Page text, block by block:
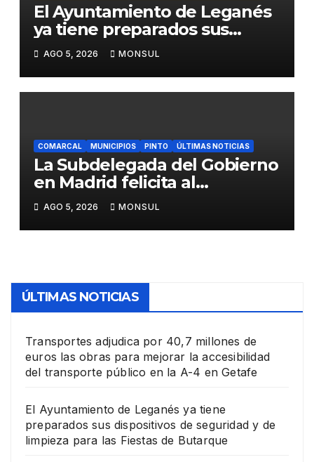
El Ayuntamiento de Leganés
ya tiene preparados sus
dispositivos de seguridad y
de limpieza para las Fiestas
de Butarque
AGO 5, 2026 MONSUL
COMARCAL MUNICIPIOS PINTO ÚLTIMAS NOTICIAS
La Subdelegada del Gobierno
en Madrid felicita al
Ayuntamiento de Pinto por
su dispositivo de seguridad
en las Fiestas Patronales
AGO 5, 2026 MONSUL
ÚLTIMAS NOTICIAS
Transportes adjudica por 40,7 millones de
euros las obras para mejorar la accesibilidad
del transporte público en la A-4 en Getafe
El Ayuntamiento de Leganés ya tiene
preparados sus dispositivos de seguridad y de
limpieza para las Fiestas de Butarque